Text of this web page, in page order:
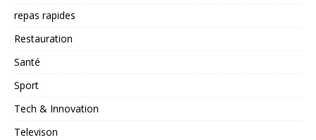
repas rapides
Restauration
Santé
Sport
Tech & Innovation
Televison